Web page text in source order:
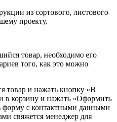
из сортового, листового
проекту.
товар, необходимо его
того, как это можно
товар и нажать кнопку «В
в корзину и нажать «Оформить
форму с контактными данными
свяжется менеджер для